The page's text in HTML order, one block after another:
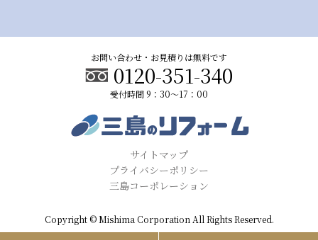
お問い合わせ・お見積りは無料です
0120-351-340
受付時間 9：30～17：00
サイトマップ
プライバシーポリシー
三島コーポレーション
Copyright © Mishima Corporation All Rights Reserved.